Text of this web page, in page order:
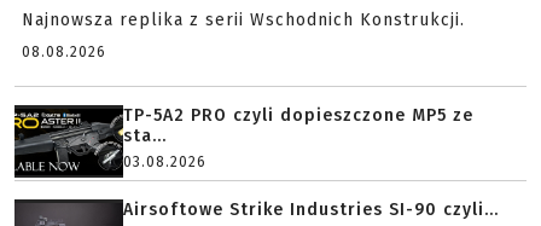
Najnowsza replika z serii Wschodnich Konstrukcji.
08.08.2026
TP-5A2 PRO czyli dopieszczone MP5 ze
sta...
03.08.2026
Airsoftowe Strike Industries SI-90 czyli...